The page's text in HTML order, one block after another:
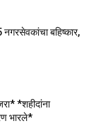
बहिष्कार,
*शहीदांना
भारले*